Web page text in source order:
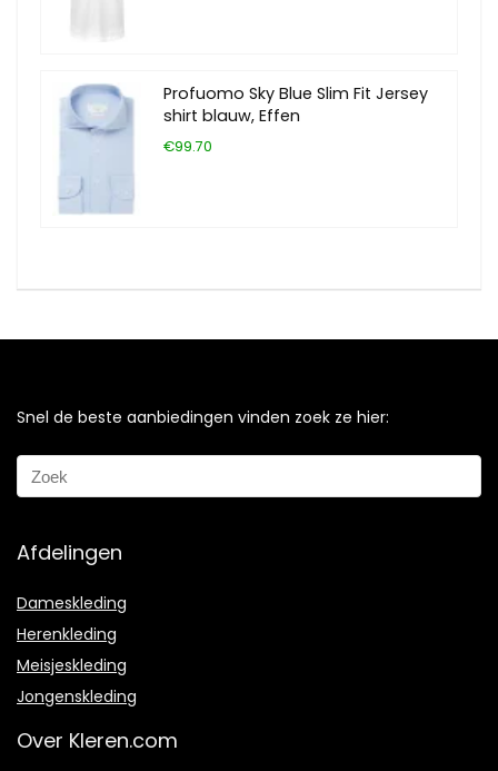
Profuomo Sky Blue Slim Fit Jersey
shirt blauw, Effen
€99.70
Snel de beste aanbiedingen vinden zoek ze hier:
Afdelingen
Dameskleding
Herenkleding
Meisjeskleding
Jongenskleding
Over Kleren.com